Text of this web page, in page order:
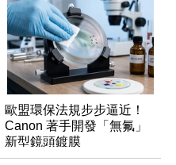
歐盟環保法規步步逼近！
Canon 著手開發「無氟」
新型鏡頭鍍膜